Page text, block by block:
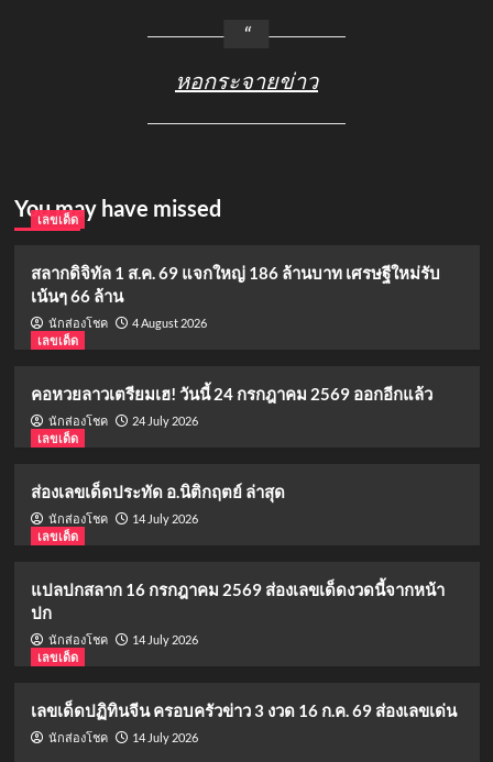
หอกระจายข่าว
You may have missed
เลขเด็ด
สลากดิจิทัล 1 ส.ค. 69 แจกใหญ่ 186 ล้านบาท เศรษฐีใหม่รับ
เน้นๆ 66 ล้าน
นักส่องโชค
4 August 2026
เลขเด็ด
คอหวยลาวเตรียมเฮ! วันนี้ 24 กรกฎาคม 2569 ออกอีกแล้ว
นักส่องโชค
24 July 2026
เลขเด็ด
ส่องเลขเด็ดประทัด อ.นิติกฤตย์ ล่าสุด
นักส่องโชค
14 July 2026
เลขเด็ด
แปลปกสลาก 16 กรกฎาคม 2569 ส่องเลขเด็ดงวดนี้จากหน้า
ปก
นักส่องโชค
14 July 2026
เลขเด็ด
เลขเด็ดปฏิทินจีน ครอบครัวข่าว 3 งวด 16 ก.ค. 69 ส่องเลขเด่น
นักส่องโชค 14 July 2026